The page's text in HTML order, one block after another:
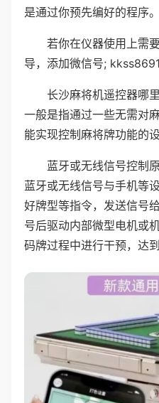
是通过你预先编好的程序。
若你在仪器使用上需
导，添加微信号;
长沙麻将机遥控器哪
一般是指通过一些无需对
能实现控制麻将牌功能的
蓝牙或无线信号控制
蓝牙或无线信号与手机等
好牌型等指令，发送信号
号后驱动内部微型电机或
码牌过程中进行干预，达到